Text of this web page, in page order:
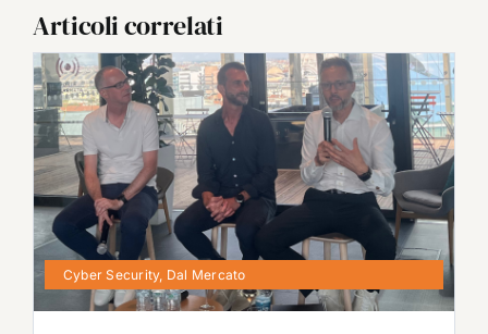
Articoli correlati
Cyber Security, Dal Mercato